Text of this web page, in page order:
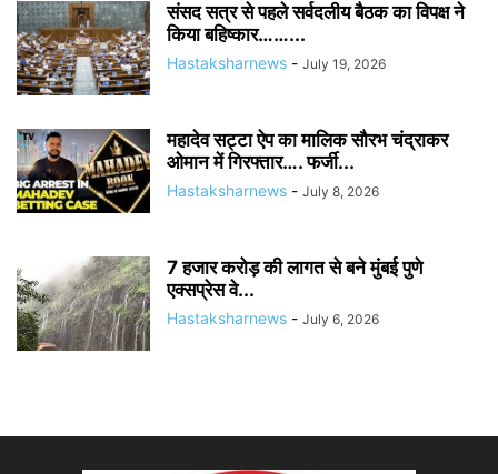
संसद सत्र से पहले सर्वदलीय बैठक का विपक्ष ने
किया बहिष्कार……...
Hastaksharnews - July 19, 2026
महादेव सट्टा ऐप का मालिक सौरभ चंद्राकर
ओमान में गिरफ्तार…. फर्जी...
Hastaksharnews - July 8, 2026
7 हजार करोड़ की लागत से बने मुंबई पुणे
एक्सप्रेस वे...
Hastaksharnews - July 6, 2026